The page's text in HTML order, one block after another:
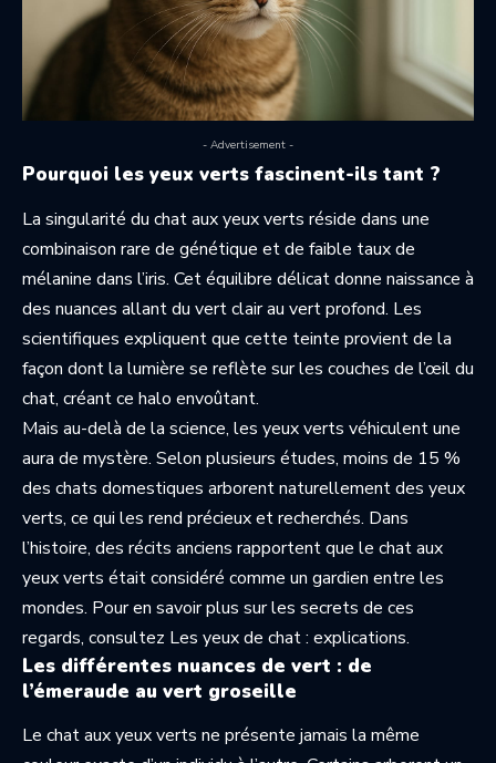
- Advertisement -
Pourquoi les yeux verts fascinent-ils tant ?
La singularité du chat aux yeux verts réside dans une
combinaison rare de génétique et de faible taux de
mélanine dans l’iris. Cet équilibre délicat donne naissance à
des nuances allant du vert clair au vert profond. Les
scientifiques expliquent que cette teinte provient de la
façon dont la lumière se reflète sur les couches de l’œil du
chat, créant ce halo envoûtant.
Mais au-delà de la science, les yeux verts véhiculent une
aura de mystère. Selon plusieurs études, moins de 15 %
des chats domestiques arborent naturellement des yeux
verts, ce qui les rend précieux et recherchés. Dans
l’histoire, des récits anciens rapportent que le chat aux
yeux verts était considéré comme un gardien entre les
mondes. Pour en savoir plus sur les secrets de ces
regards, consultez Les yeux de chat : explications.
Les différentes nuances de vert : de
l’émeraude au vert groseille
Le chat aux yeux verts ne présente jamais la même